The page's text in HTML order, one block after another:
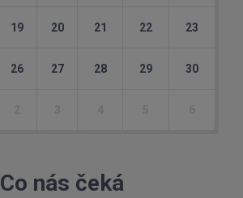
19 20 21 22 23
26 27 28 29 30
Co nás čeká